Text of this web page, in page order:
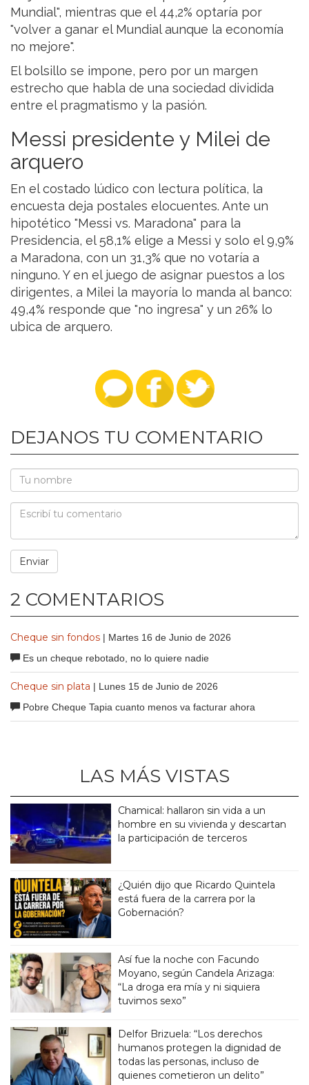
Mundial", mientras que el 44,2% optaría por
"volver a ganar el Mundial aunque la economía
no mejore".
El bolsillo se impone, pero por un margen
estrecho que habla de una sociedad dividida
entre el pragmatismo y la pasión.
Messi presidente y Milei de
arquero
En el costado lúdico con lectura política, la
encuesta deja postales elocuentes. Ante un
hipotético "Messi vs. Maradona" para la
Presidencia, el 58,1% elige a Messi y solo el 9,9%
a Maradona, con un 31,3% que no votaría a
ninguno. Y en el juego de asignar puestos a los
dirigentes, a Milei la mayoría lo manda al banco:
49,4% responde que "no ingresa" y un 26% lo
ubica de arquero.
DEJANOS TU COMENTARIO
2 COMENTARIOS
Cheque sin fondos | Martes 16 de Junio de 2026
Es un cheque rebotado, no lo quiere nadie
Cheque sin plata | Lunes 15 de Junio de 2026
Pobre Cheque Tapia cuanto menos va facturar ahora
LAS MÁS VISTAS
Chamical: hallaron sin vida a un
hombre en su vivienda y descartan
la participación de terceros
¿Quién dijo que Ricardo Quintela
está fuera de la carrera por la
Gobernación?
Así fue la noche con Facundo
Moyano, según Candela Arizaga:
“La droga era mía y ni siquiera
tuvimos sexo”
Delfor Brizuela: “Los derechos
humanos protegen la dignidad de
todas las personas, incluso de
quienes cometieron un delito”